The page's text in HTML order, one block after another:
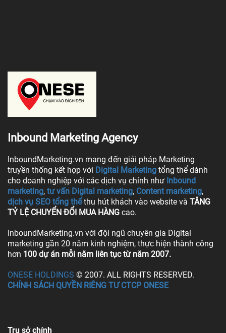
Inbound Marketing Agency
InboundMarketing.vn mang đến giải pháp Marketing
truyền thống kết hợp với Digital Marketing tổng thể dành
cho doanh nghiệp với các dịch vụ chính như Inbound
marketing, tư vấn Digital marketing, Content marketing,
dịch vụ SEO tổng thể thu hút khách vào website và TĂNG
TỶ LỆ CHUYỂN ĐỔI MUA HÀNG cao.
InboundMarketing.vn với đội ngũ chuyên gia Digital
marketing gần 20 năm kinh nghiệm, thực hiện thành công
hơn 100 dự án mỗi năm liên tục từ năm 2007.
ONESE HOLDINGS © 2007. ALL RIGHTS RESERVED.
CHÍNH SÁCH QUYỀN RIÊNG TƯ CTCP ONESE
Trụ sở chính